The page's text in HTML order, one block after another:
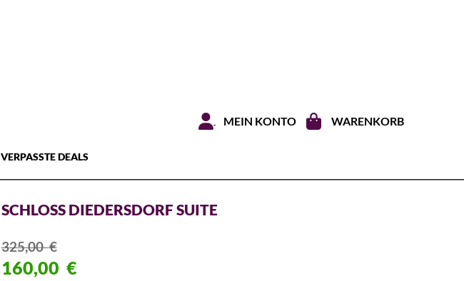
MEIN KONTO WARENKORB
VERPASSTE DEALS
SCHLOSS DIEDERSDORF SUITE
325,00€
160,00 €